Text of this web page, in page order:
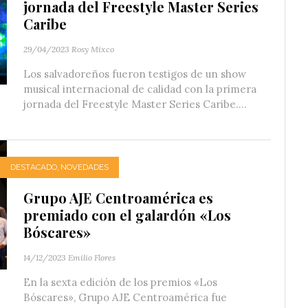
jornada del Freestyle Master Series
Caribe
29/04/2023 Rosy Mixco
Los salvadoreños fueron testigos de un show
musical internacional de calidad con la primera
jornada del Freestyle Master Series Caribe....
DESTACADO, NOVEDADES
Grupo AJE Centroamérica es
premiado con el galardón «Los
Bóscares»
14/12/2023 Emilio Flores
En la sexta edición de los premios «Los
Bóscares», Grupo AJE Centroamérica fue